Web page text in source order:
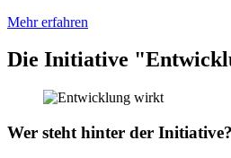
Mehr erfahren
Die Initiative
Wer steht hinter der Initiative?